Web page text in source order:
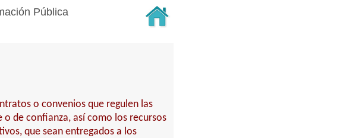
Pública
o convenios que regulen las
de confianza, así como los recursos
que sean entregados a los